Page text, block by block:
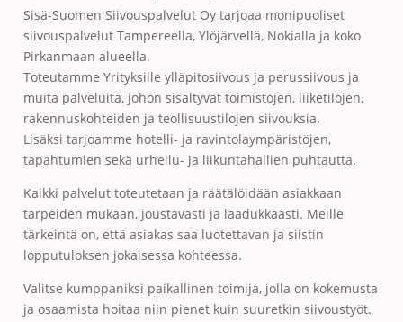
Sisä-Suomen Siivouspalvelut Oy tarjoaa monipuoliset
siivouspalvelut Tampereella, Ylöjärvellä, Nokialla ja koko
Pirkanmaan alueella.
Toteutamme Yrityksille ylläpitosiivous ja perussiivous ja
muita palveluita, johon sisältyvät toimistojen, liiketilojen,
rakennuskohteiden ja teollisuustilojen siivouksia.
Lisäksi tarjoamme hotelli- ja ravintolaympäristöjen,
tapahtumien sekä urheilu- ja liikuntahallien puhtautta.
Kaikki palvelut toteutetaan ja räätälöidään asiakkaan
tarpeiden mukaan, joustavasti ja laadukkaasti. Meille
tärkeintä on, että asiakas saa luotettavan ja siistin
lopputuloksen jokaisessa kohteessa.
Valitse kumppaniksi paikallinen toimija, jolla on kokemusta
ja osaamista hoitaa niin pienet kuin suuretkin siivoustyöt.